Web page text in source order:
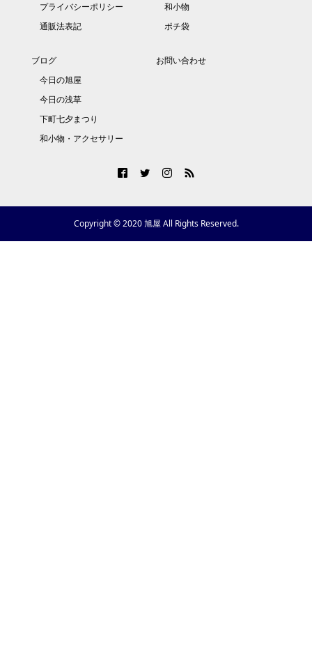
プライバシーポリシー
通販法表記
和小物
ポチ袋
ブログ
今日の旭屋
今日の浅草
下町七夕まつり
和小物・アクセサリー
お問い合わせ
Copyright © 2020 旭屋 All Rights Reserved.